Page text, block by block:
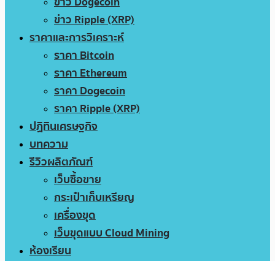
ข่าว Ripple (XRP)
ราคาและการวิเคราะห์
ราคา Bitcoin
ราคา Ethereum
ราคา Dogecoin
ราคา Ripple (XRP)
ปฏิทินเศรษฐกิจ
บทความ
รีวิวผลิตภัณฑ์
เว็บซื้อขาย
กระเป๋าเก็บเหรียญ
เครื่องขุด
เว็บขุดแบบ Cloud Mining
ห้องเรียน